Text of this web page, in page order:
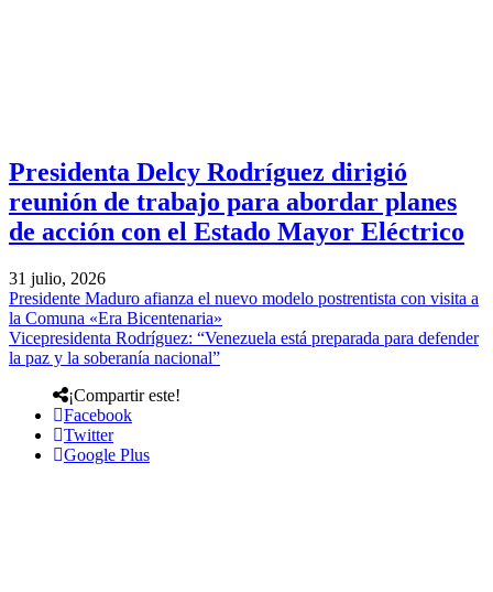
Presidenta Delcy Rodríguez dirigió
reunión de trabajo para abordar planes
de acción con el Estado Mayor Eléctrico
31 julio, 2026
Presidente Maduro afianza el nuevo modelo postrentista con visita a
la Comuna «Era Bicentenaria»
Vicepresidenta Rodríguez: “Venezuela está preparada para defender
la paz y la soberanía nacional”
¡Compartir este!
Facebook
Twitter
Google Plus